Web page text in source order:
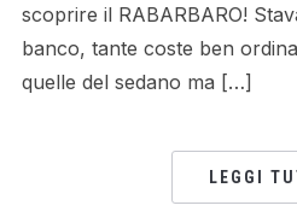
scoprire il RABARBARO!
banco, tante coste ben
quelle del sedano ma […]
LEGGI